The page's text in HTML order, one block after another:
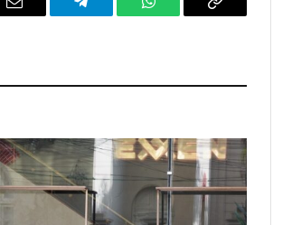
Email Telegram WhatsAppCopy